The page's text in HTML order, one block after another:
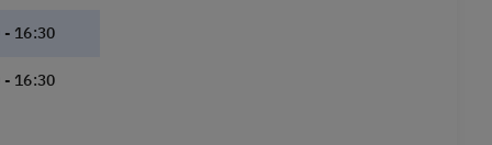
- 16:30
- 16:30